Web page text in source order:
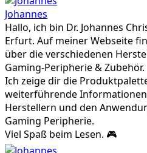
Johannes
Hallo, ich bin Dr. Johannes
Erfurt. Auf meiner Webseite
über die verschiedenen
Gaming-Peripherie & Zubehör.
Ich zeige dir die
weiterführende Informationen
Herstellern und den
Gaming Peripherie.
Viel Spaß beim Lesen. 🎮